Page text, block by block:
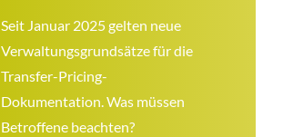
Seit Januar 2025 gelten neue
Verwaltungsgrundsätze für die
Transfer-Pricing-
Dokumentation. Was müssen
Betroffene beachten?